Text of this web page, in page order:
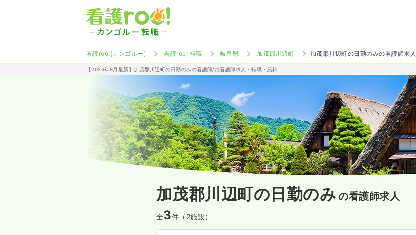
看護roo![カンゴルー] 看護roo! 転職 岐阜県 加茂郡川辺町 加茂郡川辺町の日勤のみの看護師求人
【2026年8月最新】加茂郡川辺町の日勤のみの看護師/准看護師求人・転職・給料
加茂郡川辺町の日勤のみ の看護師求人
全3件（2施設）